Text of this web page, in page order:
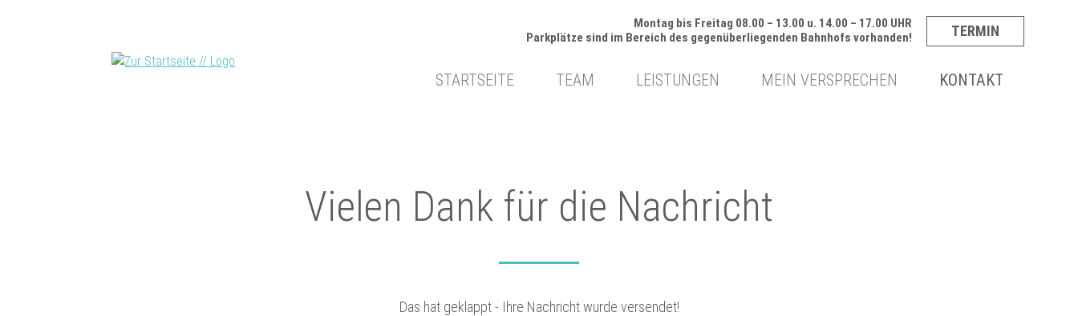
TERMIN
Montag bis Freitag 08.00 – 13.00 u. 14.00 – 17.00 UHR
Parkplätze sind im Bereich des gegenüberliegenden Bahnhofs vorhanden!
STARTSEITE TEAM LEISTUNGEN MEIN VERSPRECHEN KONTAKT
Vielen Dank für die Nachricht
Das hat geklappt - Ihre Nachricht wurde versendet!